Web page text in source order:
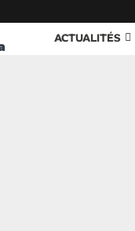
ACTUALITÉS